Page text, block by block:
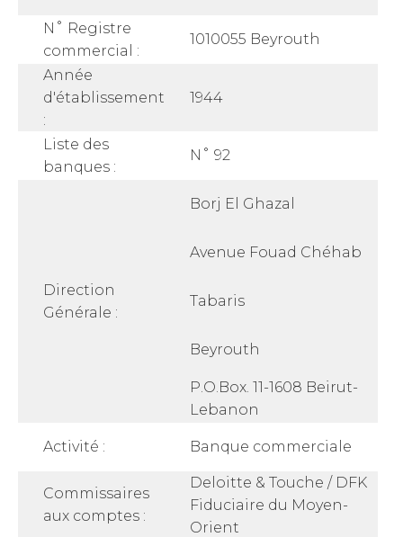
N˚ Registre
commercial :
1010055 Beyrouth
Année
d'établissement
:
1944
Liste des
banques :
N˚ 92
Direction
Générale :
Borj El Ghazal
Avenue Fouad Chéhab
Tabaris
Beyrouth
P.O.Box. 11-1608 Beirut-
Lebanon
Activité : Banque commerciale
Commissaires
aux comptes :
Deloitte & Touche / DFK
Fiduciaire du Moyen-
Orient